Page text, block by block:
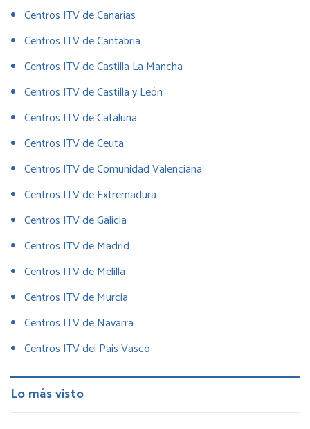
Centros ITV de Canarias
Centros ITV de Cantabria
Centros ITV de Castilla La Mancha
Centros ITV de Castilla y León
Centros ITV de Cataluña
Centros ITV de Ceuta
Centros ITV de Comunidad Valenciana
Centros ITV de Extremadura
Centros ITV de Galícia
Centros ITV de Madrid
Centros ITV de Melilla
Centros ITV de Murcia
Centros ITV de Navarra
Centros ITV del Pais Vasco
Lo más visto